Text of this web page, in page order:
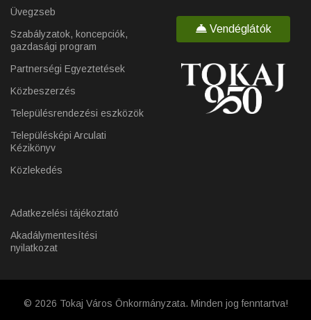
Üvegzseb
Szabályzatok, koncepciók,
gazdasági program
Partnerségi Egyeztetések
Közbeszerzés
Településrendezési eszközök
Településképi Arculati
Kézikönyv
Közlekedés
Adatkezelési tájékoztató
Akadálymentesítési
nyilatkozat
Vendéglátók
© 2026 Tokaj Város Önkormányzata. Minden jog fenntartva!